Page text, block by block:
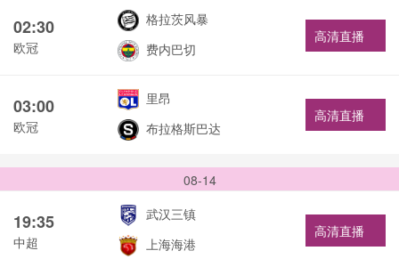
02:30
欧冠
格拉茨风暴
费内巴切
高清直播
03:00
欧冠
里昂
布拉格斯巴达
高清直播
08-14
19:35
中超
武汉三镇
上海海港
高清直播